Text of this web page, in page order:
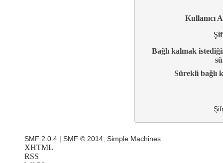
Kullanıcı
Bağlı kalmak
Sürekli bağlı
SMF 2.0.4 SMF © 2014 Simple Machines
XHTML
RSS